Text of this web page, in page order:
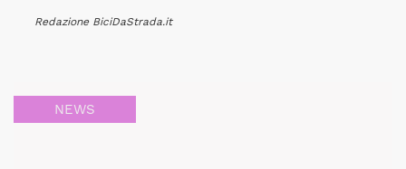
Redazione BiciDaStrada.it
NEWS